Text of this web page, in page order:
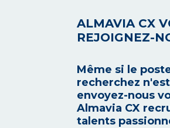
ALMAVIA CX
REJOIGNEZ-
Même si le
recherchez
envoyez-nous
Almavia CX
talents